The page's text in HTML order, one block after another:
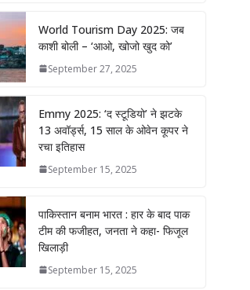
World Tourism Day 2025: जब
काशी बोली – ‘आओ, खोजो खुद को’
September 27, 2025
Emmy 2025: ‘द स्टूडियो’ ने झटके
13 अवॉर्ड्स, 15 साल के ओवेन कूपर ने
रचा इतिहास
September 15, 2025
पाकिस्तान बनाम भारत : हार के बाद पाक
टीम की फजीहत, जनता ने कहा- फिजूल
खिलाड़ी
September 15, 2025